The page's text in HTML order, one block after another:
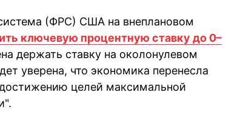
(ФРС) США на внеплановом
ключевую процентную ставку до 0–
держать ставку на околонулевом
уверена, что экономика перенесла
целей максимальной